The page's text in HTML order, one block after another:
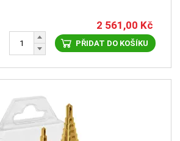
2 561,00 Kč
PŘIDAT DO KOŠÍKU